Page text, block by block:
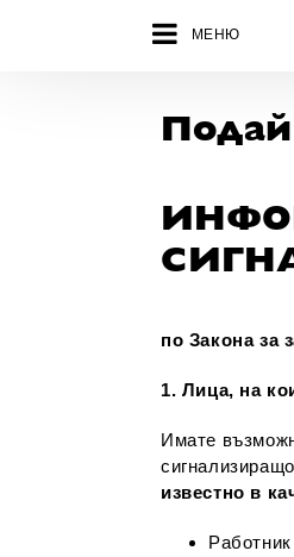
МЕНЮ
Подай
по Закона за
1. Лица, на
Имате
известно в